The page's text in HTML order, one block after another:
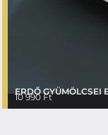
ERDŐ GYÜMÖLCSEI
10 990Ft